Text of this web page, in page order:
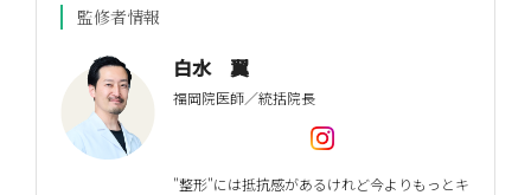
監修者情報
白水 翼
福岡院医師／統括院長
"整形"には抵抗感があるけれど今よりもっとキ